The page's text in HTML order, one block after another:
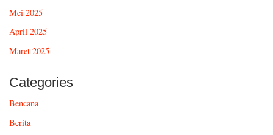
Mei 2025
April 2025
Maret 2025
Categories
Bencana
Berita